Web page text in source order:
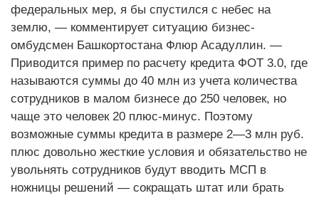
федеральных мер, я бы спустился с небес на
землю, — комментирует ситуацию бизнес-
омбудсмен Башкортостана Флюр Асадуллин. —
Приводится пример по расчету кредита ФОТ 3.0, где
называются суммы до 40 млн из учета количества
сотрудников в малом бизнесе до 250 человек, но
чаще это человек 20 плюс-минус. Поэтому
возможные суммы кредита в размере 2—3 млн руб.
плюс довольно жесткие условия и обязательство не
увольнять сотрудников будут вводить МСП в
ножницы решений — сокращать штат или брать